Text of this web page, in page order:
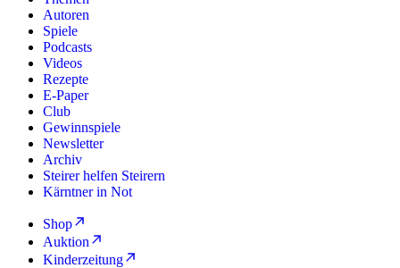
Autoren
Spiele
Podcasts
Videos
Rezepte
E-Paper
Club
Gewinnspiele
Newsletter
Archiv
Steirer helfen Steirern
Kärntner in Not
Shop
Auktion
Kinderzeitung